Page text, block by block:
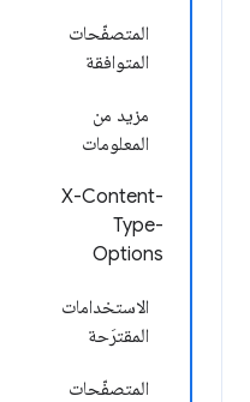
المتصفّحات
المتوافقة
مزيد من
المعلومات
X-Content-
Type-
Options
الاستخدامات
المقترَحة
المتصفّحات